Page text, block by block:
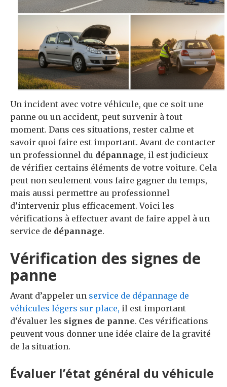
Un incident avec votre véhicule, que ce soit une
panne ou un accident, peut survenir à tout
moment. Dans ces situations, rester calme et
savoir quoi faire est important. Avant de contacter
un professionnel du dépannage, il est judicieux
de vérifier certains éléments de votre voiture. Cela
peut non seulement vous faire gagner du temps,
mais aussi permettre au professionnel
d’intervenir plus efficacement. Voici les
vérifications à effectuer avant de faire appel à un
service de dépannage.
Vérification des signes de
panne
Avant d’appeler un service de dépannage de
véhicules légers sur place, il est important
d’évaluer les signes de panne. Ces vérifications
peuvent vous donner une idée claire de la gravité
de la situation.
Évaluer l’état général du véhicule